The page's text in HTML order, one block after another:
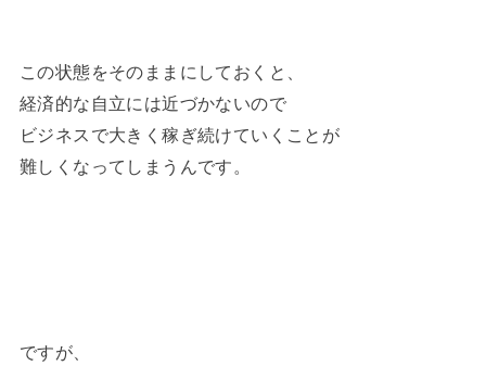
この状態をそのままにしておくと、
経済的な自立には近づかないので
ビジネスで大きく稼ぎ続けていくことが
難しくなってしまうんです。
ですが、